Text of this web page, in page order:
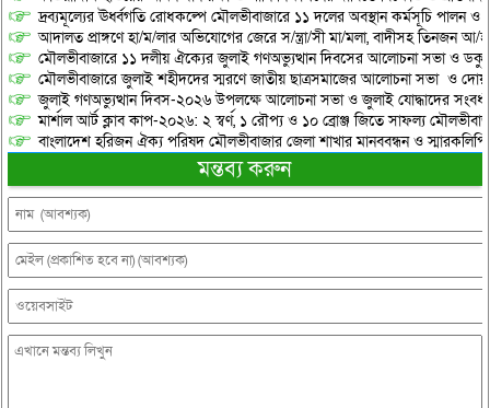
দ্রব্যমূল্যের ঊর্ধ্বগতি রোধকল্পে মৌলভীবাজারে ১১ দলের অবস্থান কর্মসূচি পালন ও
আদালত প্রাঙ্গণে হা/ম/লার অভিযোগের জেরে স/ন্ত্রা/সী মা/মলা, বাদীসহ তিনজন আ/
মৌলভীবাজারে ১১ দলীয় ঐক্যের জুলাই গণঅভ্যুত্থান দিবসের আলোচনা সভা ও
মৌলভীবাজারে জুলাই শহীদদের স্মরণে জাতীয় ছাত্রসমাজের আলোচনা সভা ও
জুলাই গণঅভ্যুত্থান দিবস-২০২৬ উপলক্ষে আলোচনা সভা ও জুলাই যোদ্ধাদের
মার্শাল আর্ট ক্লাব কাপ-২০২৬: ২ স্বর্ণ, ১ রৌপ্য ও ১০ ব্রোঞ্জ জিতে সাফল্য
বাংলাদেশ হরিজন ঐক্য পরিষদ মৌলভীবাজার জেলা শাখার মানববন্ধন ও স্মারকলিপি
মন্তব্য করুন